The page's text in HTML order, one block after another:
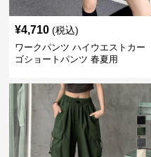
¥4,710 (税込)
ワークパンツ ハイウエストカー
ゴショートパンツ 春夏用